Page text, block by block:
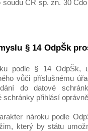
ČR sp. zn. 30
§ 14 OdpŠk
podle § 14 OdpŠk,
vůči příslušnému
do datové
schránky přihlásí
nároku podle
který by státu